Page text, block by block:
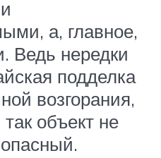
а, главное,
Ведь нередки
подделка
возгорания,
объект не